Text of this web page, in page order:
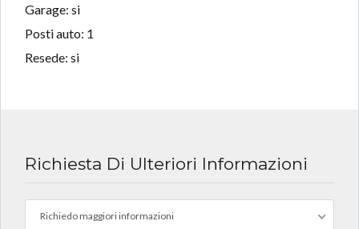
Garage: si
Posti auto: 1
Resede: si
Richiesta Di Ulteriori Informazioni
Richiedo maggiori informazioni